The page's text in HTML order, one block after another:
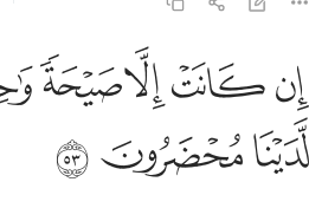
ان كانت الا صيحة واحدة فاذا هم جميع
إِن كَانَتْ إِلَّا صَيْحَةًۭ وَٰحِدَةًۭ فَإِذَا هُمْ
ﳆﳇﳈﳉ
ﳎﳏﳐ